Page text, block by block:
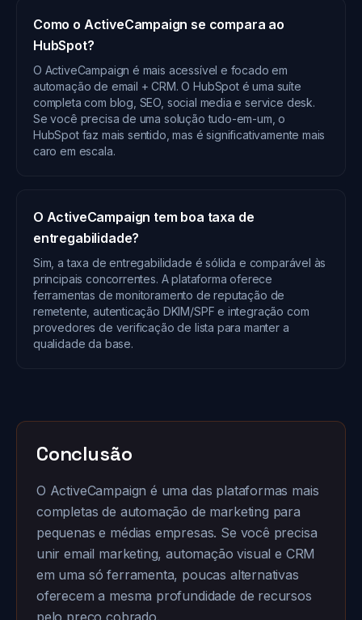
Como o ActiveCampaign se compara ao
HubSpot?
O ActiveCampaign é mais acessível e focado em
automação de email + CRM. O HubSpot é uma suíte
completa com blog, SEO, social media e service desk.
Se você precisa de uma solução tudo-em-um, o
HubSpot faz mais sentido, mas é significativamente mais
caro em escala.
O ActiveCampaign tem boa taxa de
entregabilidade?
Sim, a taxa de entregabilidade é sólida e comparável às
principais concorrentes. A plataforma oferece
ferramentas de monitoramento de reputação de
remetente, autenticação DKIM/SPF e integração com
provedores de verificação de lista para manter a
qualidade da base.
Conclusão
O ActiveCampaign é uma das plataformas mais
completas de automação de marketing para
pequenas e médias empresas. Se você precisa
unir email marketing, automação visual e CRM
em uma só ferramenta, poucas alternativas
oferecem a mesma profundidade de recursos
pelo preço cobrado.